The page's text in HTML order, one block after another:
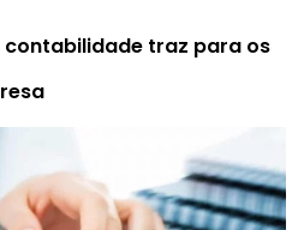
contabilidade traz para os